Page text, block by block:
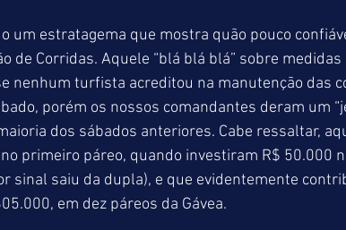
um estratagema que mostra quão pouco
de Corridas. Aquele “blá blá blá” sobre
nenhum turfista acreditou na manutenção das
porém os nossos comandantes deram um
dos sábados anteriores. Cabe ressaltar,
primeiro páreo, quando investiram R$ 50.000
sinal saiu da dupla), e que evidentemente
em dez páreos da Gávea.